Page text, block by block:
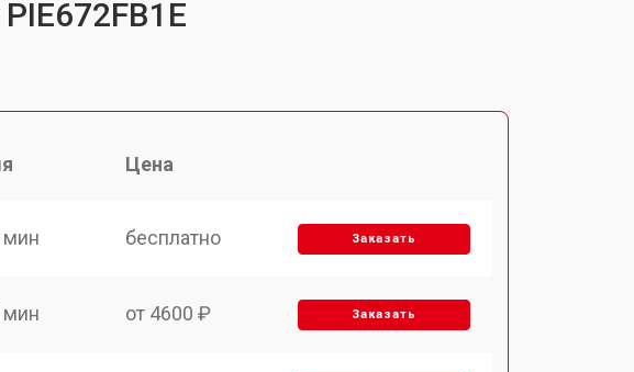
Цена
мин бесплатно Заказать
мин от 4600 ₽ Заказать